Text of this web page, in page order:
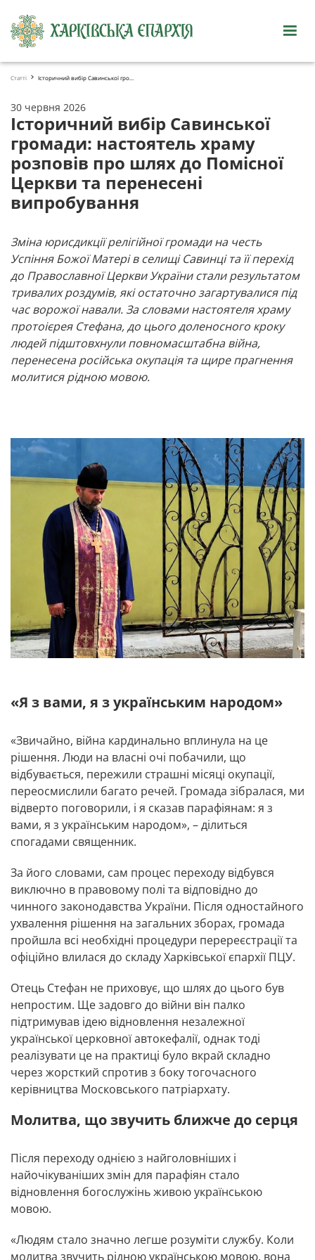
Статті Історичний вибір Савинської громади: настоятель храму розповів про шлях до Помісної Церкви
30 червня 2026
Історичний вибір Савинської
громади: настоятель храму
розповів про шлях до Помісної
Церкви та перенесені
випробування
Зміна юрисдикції релігійної громади на честь
Успіння Божої Матері в селищі Савинці та її перехід
до Православної Церкви України стали результатом
тривалих роздумів, які остаточно загартувалися під
час ворожої навали. За словами настоятеля храму
протоієрея Стефана, до цього доленосного кроку
людей підштовхнули повномасштабна війна,
перенесена російська окупація та щире прагнення
молитися рідною мовою.
«Я з вами, я з українським народом»
«Звичайно, війна кардинально вплинула на це
рішення. Люди на власні очі побачили, що
відбувається, пережили страшні місяці окупації,
переосмислили багато речей. Громада зібралася, ми
відверто поговорили, і я сказав парафіянам: я з
вами, я з українським народом», – ділиться
спогадами священник.
За його словами, сам процес переходу відбувся
виключно в правовому полі та відповідно до
чинного законодавства України. Після одностайного
ухвалення рішення на загальних зборах, громада
пройшла всі необхідні процедури перереєстрації та
офіційно влилася до складу Харківської єпархії ПЦУ.
Отець Стефан не приховує, що шлях до цього був
непростим. Ще задовго до війни він палко
підтримував ідею відновлення незалежної
української церковної автокефалії, однак тоді
реалізувати це на практиці було вкрай складно
через жорсткий спротив з боку тогочасного
керівництва Московського патріархату.
Молитва, що звучить ближче до серця
Після переходу однією з найголовніших і
найочікуваніших змін для парафіян стало
відновлення богослужінь живою українською
мовою.
«Людям стало значно легше розуміти службу. Коли
молитва звучить рідною українською мовою, вона